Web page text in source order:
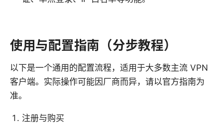
使用与配置指南（分步教程）
以下是一个通用的配置流程，适用于大多数主流 VPN
客户端。实际操作可能因厂商而异，请以官方指南为
准。
注册与购买